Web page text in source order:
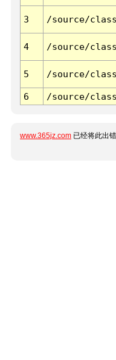
3 /source/
4 /source/
5 /source/
6 /source/
www.365jz.com 已经将此出